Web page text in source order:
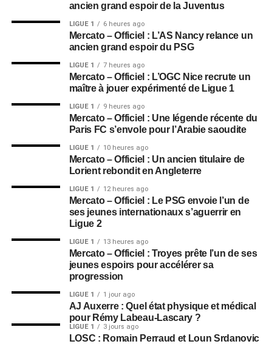
ancien grand espoir de la Juventus
LIGUE 1 6 heures ago
Mercato – Officiel : L’AS Nancy relance un
ancien grand espoir du PSG
LIGUE 1 7 heures ago
Mercato – Officiel : L’OGC Nice recrute un
maître à jouer expérimenté de Ligue 1
LIGUE 1 9 heures ago
Mercato – Officiel : Une légende récente du
Paris FC s’envole pour l’Arabie saoudite
LIGUE 1 10 heures ago
Mercato – Officiel : Un ancien titulaire de
Lorient rebondit en Angleterre
LIGUE 1 12 heures ago
Mercato – Officiel : Le PSG envoie l’un de
ses jeunes internationaux s’aguerrir en
Ligue 2
LIGUE 1 13 heures ago
Mercato – Officiel : Troyes prête l’un de ses
jeunes espoirs pour accélérer sa
progression
LIGUE 1 1 jour ago
AJ Auxerre : Quel état physique et médical
pour Rémy Labeau-Lascary ?
LIGUE 1 3 jours ago
LOSC : Romain Perraud et Loun Srdanovic